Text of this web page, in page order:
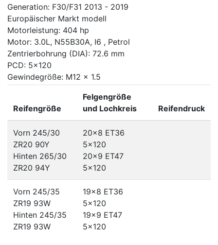
Generation: F30/F31 2013 - 2019
Europäischer Markt modell
Motorleistung: 404 hp
Motor: 3.0L, N55B30A, I6 , Petrol
Zentrierbohrung (DIA): 72.6 mm
PCD: 5x120
Gewindegröße: M12 x 1.5
Reifengröße
Felgengröße
und Lochkreis
Reifendruck
Vorn 245/30
ZR20 90Y
Hinten 265/30
ZR20 94Y
20x8 ET36
5x120
20x9 ET47
5x120
Vorn 245/35
ZR19 93W
Hinten 245/35
ZR19 93W
19x8 ET36
5x120
19x9 ET47
5x120